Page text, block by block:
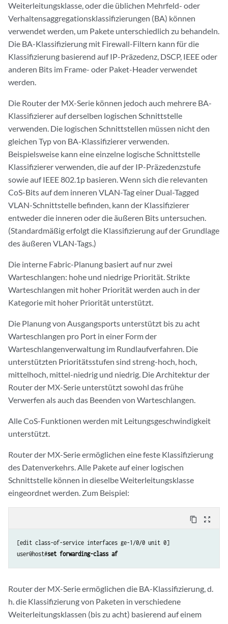
Weiterleitungsklasse, oder die üblichen Mehrfeld- oder
Verhaltensaggregationsklassifizierungen (BA) können
verwendet werden, um Pakete unterschiedlich zu behandeln.
Die BA-Klassifizierung mit Firewall-Filtern kann für die
Klassifizierung basierend auf IP-Präzedenz, DSCP, IEEE oder
anderen Bits im Frame- oder Paket-Header verwendet
werden.
Die Router der MX-Serie können jedoch auch mehrere BA-
Klassifizierer auf derselben logischen Schnittstelle
verwenden. Die logischen Schnittstellen müssen nicht den
gleichen Typ von BA-Klassifizierer verwenden.
Beispielsweise kann eine einzelne logische Schnittstelle
Klassifizierer verwenden, die auf der IP-Präzedenzstufe
sowie auf IEEE 802.1p basieren. Wenn sich die relevanten
CoS-Bits auf dem inneren VLAN-Tag einer Dual-Tagged
VLAN-Schnittstelle befinden, kann der Klassifizierer
entweder die inneren oder die äußeren Bits untersuchen.
(Standardmäßig erfolgt die Klassifizierung auf der Grundlage
des äußeren VLAN-Tags.)
Die interne Fabric-Planung basiert auf nur zwei
Warteschlangen: hohe und niedrige Priorität. Strikte
Warteschlangen mit hoher Priorität werden auch in der
Kategorie mit hoher Priorität unterstützt.
Die Planung von Ausgangsports unterstützt bis zu acht
Warteschlangen pro Port in einer Form der
Warteschlangenverwaltung im Rundlaufverfahren. Die
unterstützten Prioritätsstufen sind streng-hoch, hoch,
mittelhoch, mittel-niedrig und niedrig. Die Architektur der
Router der MX-Serie unterstützt sowohl das frühe
Verwerfen als auch das Beenden von Warteschlangen.
Alle CoS-Funktionen werden mit Leitungsgeschwindigkeit
unterstützt.
Router der MX-Serie ermöglichen eine feste Klassifizierung
des Datenverkehrs. Alle Pakete auf einer logischen
Schnittstelle können in dieselbe Weiterleitungsklasse
eingeordnet werden. Zum Beispiel:
content_copy zoom_out_map
[edit class-of-service interfaces ge-1/0/0 unit 0]
user@host#set forwarding-class af
Router der MX-Serie ermöglichen die BA-Klassifizierung, d.
h. die Klassifizierung von Paketen in verschiedene
Weiterleitungsklassen (bis zu acht) basierend auf einem